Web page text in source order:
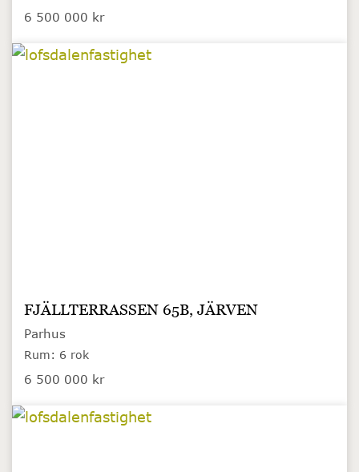
6 500 000 kr
FJÄLLTERRASSEN 65B, JÄRVEN
Parhus
Rum: 6 rok
6 500 000 kr